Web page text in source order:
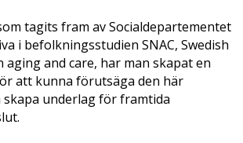
tagits fram av Socialdepartementet
i befolkningsstudien SNAC, Swedish
aging and care, har man skapat en
att kunna förutsäga den här
skapa underlag för framtida